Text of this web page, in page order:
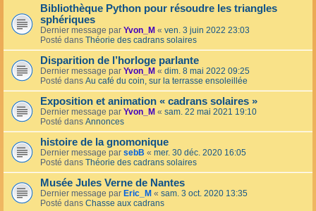
Bibliothèque Python pour résoudre les triangles
sphériques
Dernier message par Yvon_M « ven. 3 juin 2022 23:03
Posté dans Théorie des cadrans solaires
Disparition de l’horloge parlante
Dernier message par Yvon_M « dim. 8 mai 2022 09:25
Posté dans Au café du coin, sur la terrasse ensoleillée
Exposition et animation « cadrans solaires »
Dernier message par Yvon_M « sam. 22 mai 2021 19:10
Posté dans Annonces
histoire de la gnomonique
Dernier message par sebB « mer. 30 déc. 2020 16:05
Posté dans Théorie des cadrans solaires
Musée Jules Verne de Nantes
Dernier message par Eric_M « sam. 3 oct. 2020 13:35
Posté dans Chasse aux cadrans